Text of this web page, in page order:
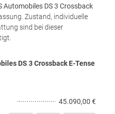
Automobiles DS 3 Crossback
Zustand, individuelle
sind bei dieser
DS 3 Crossback E-Tense
45.090,00 €